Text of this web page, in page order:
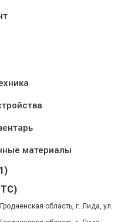
материалы
область, г. Лида, ул.